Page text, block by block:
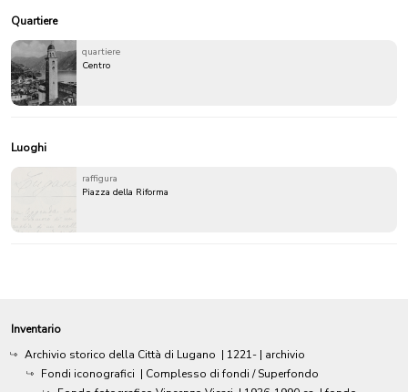
Quartiere
quartiere
Centro
Luoghi
raffigura
Piazza della Riforma
Inventario
Archivio storico della Città di Lugano | 1221- | archivio
Fondi iconografici | Complesso di fondi / Superfondo